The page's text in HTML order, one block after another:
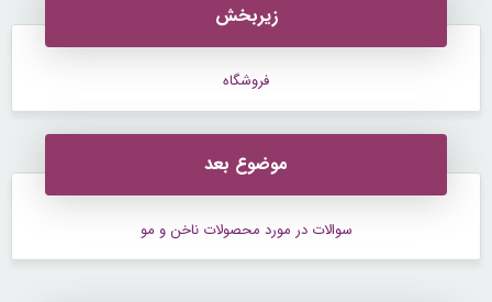
زیربخش
فروشگاه
موضوع بعد
سوالات در مورد محصولات ناخن و مو